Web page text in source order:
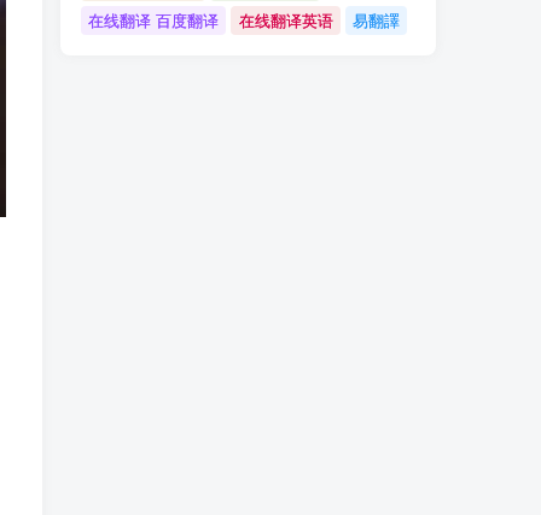
在线翻译 百度翻译
在线翻译英语 易翻譯